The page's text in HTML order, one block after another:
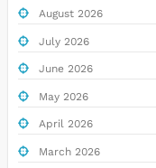
August 2026
July 2026
June 2026
May 2026
April 2026
March 2026